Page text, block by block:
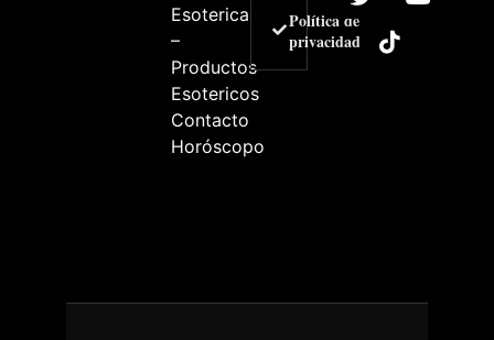
Esoterica
–
Productos
Esotericos
Contacto
Horóscopo
Política de
privacidad